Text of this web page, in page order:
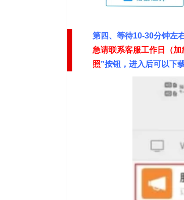
第四、 等待10-30分钟左
急请联系客服工作日（加
照”按钮，进入后可以下